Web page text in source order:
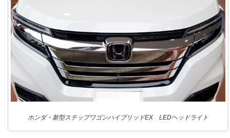
ホンダ・新型ステップワゴンハイブリッドEX LEDヘッドライト